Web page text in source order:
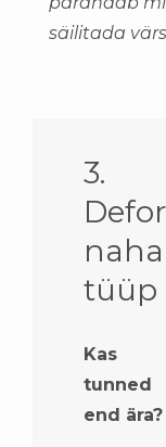
säilitada
3.
tüüp
Kas
tunned
end ära?